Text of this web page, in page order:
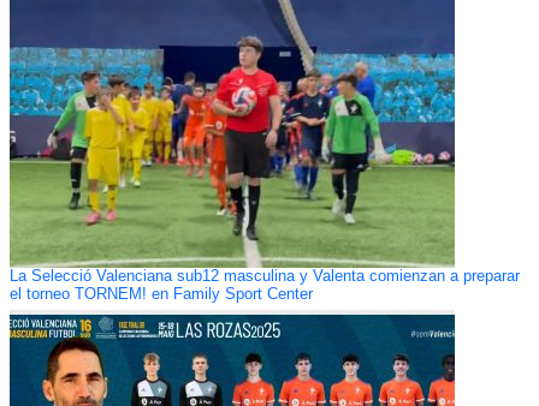
La Selecció Valenciana sub12 masculina y Valenta comienzan a preparar
el torneo TORNEM! en Family Sport Center